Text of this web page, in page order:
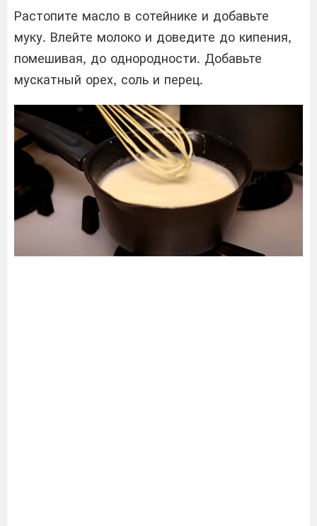
Растопите масло в сотейнике и добавьте
муку. Влейте молоко и доведите до кипения,
помешивая, до однородности. Добавьте
мускатный орех, соль и перец.